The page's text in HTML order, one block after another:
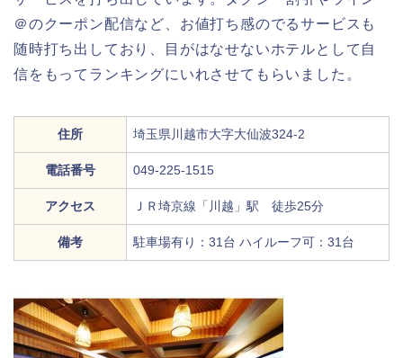
＠のクーポン配信など、お値打ち感のでるサービスも
随時打ち出しており、目がはなせないホテルとして自
信をもってランキングにいれさせてもらいました。
住所 埼玉県川越市大字大仙波324-2
電話番号 049-225-1515
アクセス ＪＲ埼京線「川越」駅 徒歩25分
備考 駐車場有り：31台 ハイルーフ可：31台